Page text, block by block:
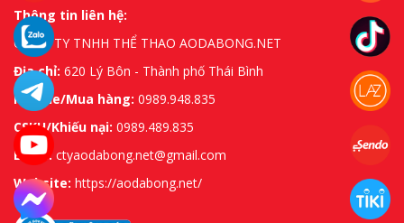
Thông tin liên hệ:
CÔNG TY TNHH THỂ THAO AODABONG.NET
Địa chỉ: 620 Lý Bôn - Thành phố Thái Bình
Hotline/Mua hàng: 0989.948.835
CSKH/Khiếu nại: 0989.489.835
Email:ctyaodabong.net@gmail.com
Website: https://aodabong.net/